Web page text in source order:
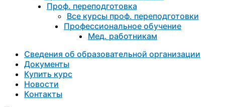
Проф. переподготовка
Все курсы проф. переподготовки
Профессиональное обучение
Мед. работникам
Сведения об образовательной организации
Документы
Купить курс
Новости
Контакты